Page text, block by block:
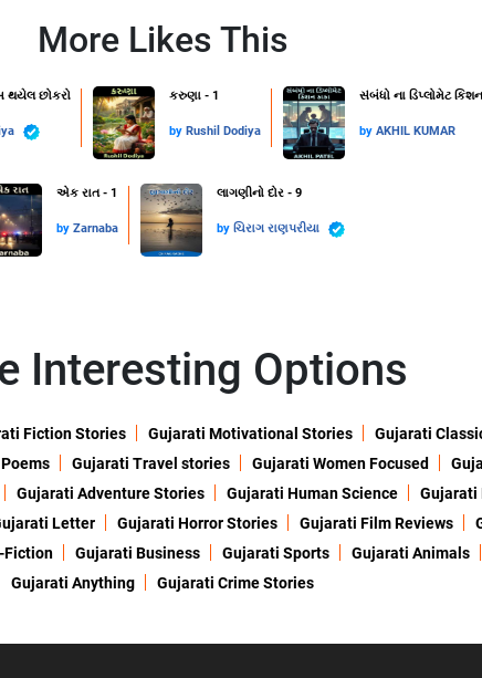
More Likes This
થયેલ છોકરો કરુણા - 1
by Rushil Dodiya
સંબંધો ના ડિપ્લોમેટ
by AKHIL KUMAR
એક રાત - 1
by Zarnaba
લાગણીનો દોર - 9
by ચિરાગ રાણપરીયા
Interesting Options
Fiction Stories Gujarati Motivational Stories Gujarati
Gujarati Travel stories Gujarati Women Focused
Gujarati Adventure Stories Gujarati Human Science Gujarati
Letter Gujarati Horror Stories Gujarati Film Reviews
Fiction Gujarati Business Gujarati Sports Gujarati Animals
Gujarati Anything
Gujarati Crime Stories